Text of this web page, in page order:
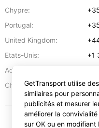
Chypre:
Portugal:
United Kingdom:
Etats-Unis:
+1
Adresse:
Chypre:
57
GetTransport utilise
similaires pour
publicités et mesurer
améliorer la
sur OK ou en